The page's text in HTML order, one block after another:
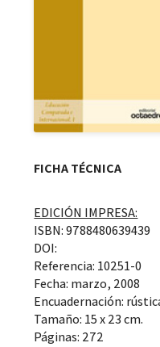
FICHA TÉCNICA
EDICIÓN IMPRESA:
ISBN: 9788480639439
DOI:
Referencia: 10251-0
Fecha: marzo, 2008
Encuadernación:
Tamaño: 15 x 23 cm.
Páginas: 272